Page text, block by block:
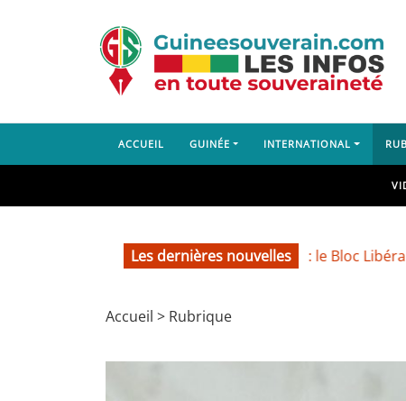
ACCUEIL GUINÉE INTERNATIONAL
Les dernières nouvelles
Guéckédou : le Bloc Libéral
Accueil > Rubrique